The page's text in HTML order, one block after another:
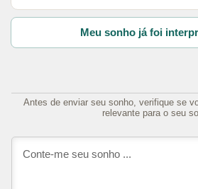
Meu sonho já foi
Antes de enviar seu sonho, verifique se
relevante para o seu